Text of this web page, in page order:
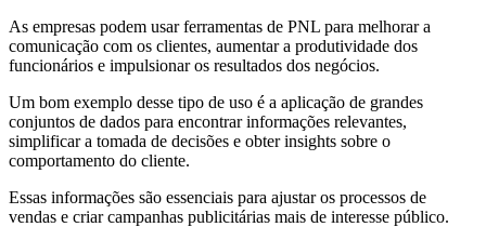
As empresas podem usar ferramentas de PNL para melhorar a
comunicação com os clientes, aumentar a produtividade dos
funcionários e impulsionar os resultados dos negócios.
Um bom exemplo desse tipo de uso é a aplicação de grandes
conjuntos de dados para encontrar informações relevantes,
simplificar a tomada de decisões e obter insights sobre o
comportamento do cliente.
Essas informações são essenciais para ajustar os processos de
vendas e criar campanhas publicitárias mais de interesse público.